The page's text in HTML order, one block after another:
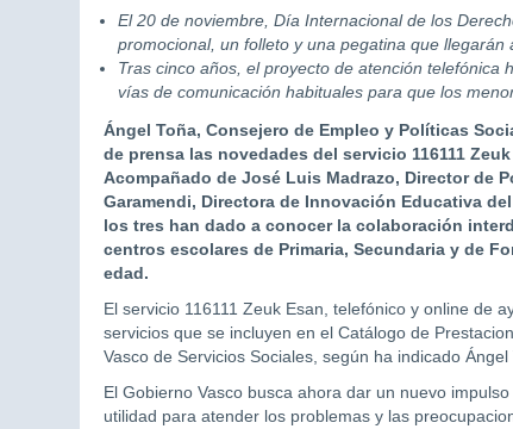
El 20 de noviembre, Día Internacional de los
promocional, un folleto y una pegatina que
Tras cinco años, el proyecto de atención telefónica
vías de comunicación habituales para que los
Ángel Toña, Consejero de Empleo y Políticas
de prensa las novedades del servicio 116111
Acompañado de José Luis Madrazo, Director de
Garamendi, Directora de Innovación Educativa
los tres han dado a conocer la colaboración
centros escolares de Primaria, Secundaria y de
edad.
El servicio 116111 Zeuk Esan, telefónico y online de
servicios que se incluyen en el Catálogo de
Vasco de Servicios Sociales, según ha indicado Ángel
El Gobierno Vasco busca ahora dar un nuevo
utilidad para atender los problemas y las